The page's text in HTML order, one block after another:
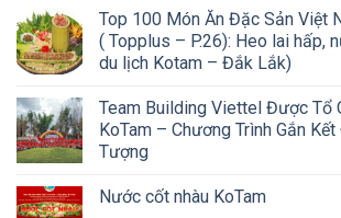
Top 100 Món Ăn Đặc Sản Việt
( Topplus – P.26): Heo lai hấp,
du lịch Kotam – Đắk Lắk)
Team Building Viettel Được Tổ
KoTam – Chương Trình Gắn
Tượng
Nước cốt nhàu KoTam